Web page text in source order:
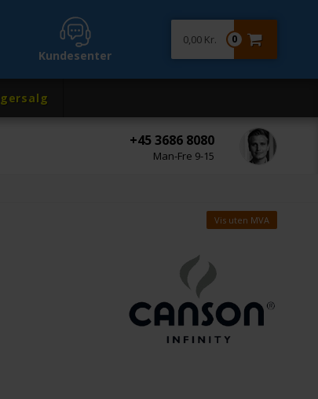
+45 3686 8080
Man-Fre 9-15
Kundesenter
0
0,00 Kr.
Vis uten MVA